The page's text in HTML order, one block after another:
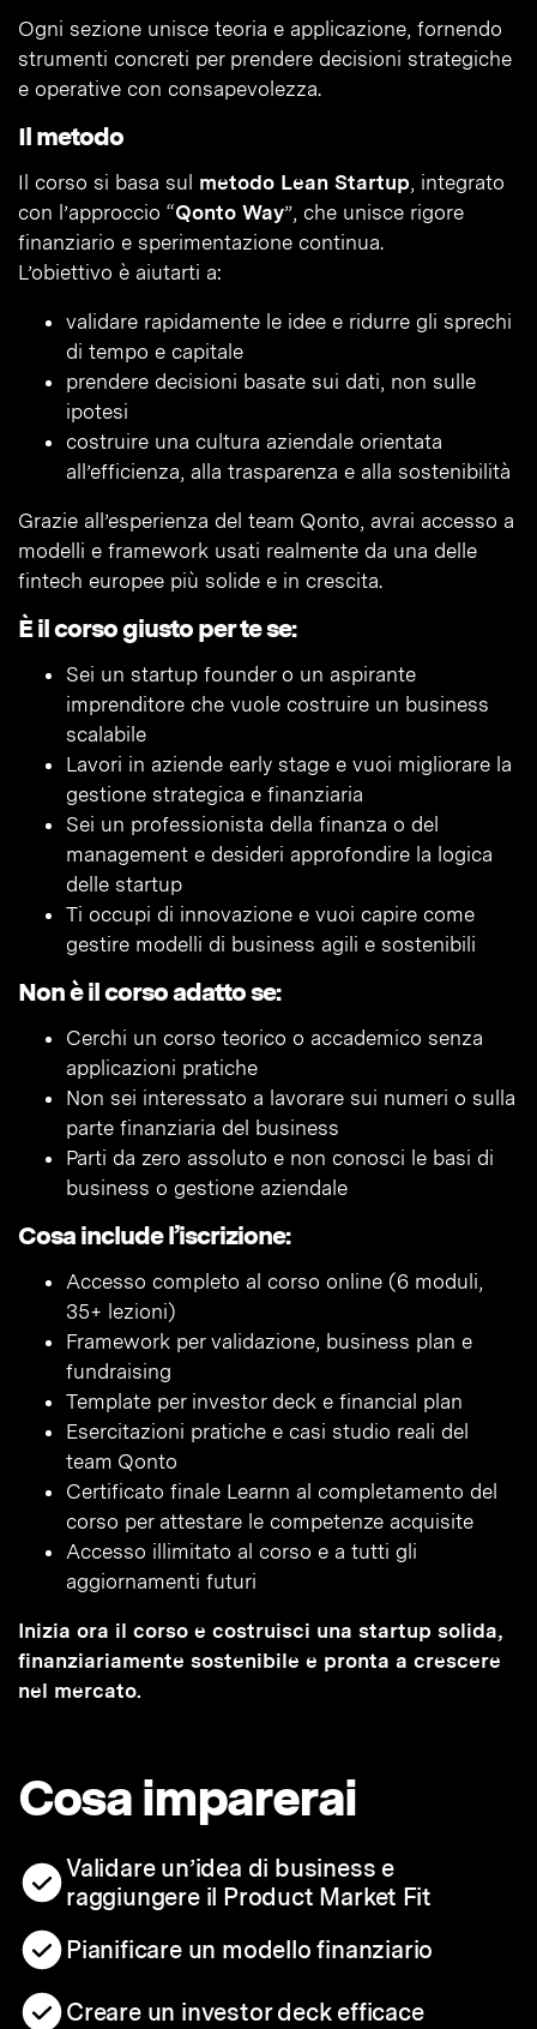
Ogni sezione unisce teoria e applicazione, fornendo
strumenti concreti per prendere decisioni strategiche
e operative con consapevolezza.
Il metodo
Il corso si basa sul metodo Lean Startup, integrato
con l’approccio “Qonto Way”, che unisce rigore
finanziario e sperimentazione continua.
L’obiettivo è aiutarti a:
validare rapidamente le idee e ridurre gli sprechi
di tempo e capitale
prendere decisioni basate sui dati, non sulle
ipotesi
costruire una cultura aziendale orientata
all’efficienza, alla trasparenza e alla sostenibilità
Grazie all’esperienza del team Qonto, avrai accesso a
modelli e framework usati realmente da una delle
fintech europee più solide e in crescita.
È il corso giusto per te se:
Sei un startup founder o un aspirante
imprenditore che vuole costruire un business
scalabile
Lavori in aziende early stage e vuoi migliorare la
gestione strategica e finanziaria
Sei un professionista della finanza o del
management e desideri approfondire la logica
delle startup
Ti occupi di innovazione e vuoi capire come
gestire modelli di business agili e sostenibili
Non è il corso adatto se:
Cerchi un corso teorico o accademico senza
applicazioni pratiche
Non sei interessato a lavorare sui numeri o sulla
parte finanziaria del business
Parti da zero assoluto e non conosci le basi di
business o gestione aziendale
Cosa include l’iscrizione:
Accesso completo al corso online (6 moduli,
35+ lezioni)
Framework per validazione, business plan e
fundraising
Template per investor deck e financial plan
Esercitazioni pratiche e casi studio reali del
team Qonto
Certificato finale Learnn al completamento del
corso per attestare le competenze acquisite
Accesso illimitato al corso e a tutti gli
aggiornamenti futuri
Inizia ora il corso e costruisci una startup solida,
finanziariamente sostenibile e pronta a crescere
nel mercato.
Cosa imparerai
Validare un’idea di business e
raggiungere il Product Market Fit
Pianificare un modello finanziario
Creare un investor deck efficace